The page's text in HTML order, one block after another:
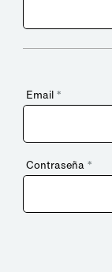
Email *
Contraseña *